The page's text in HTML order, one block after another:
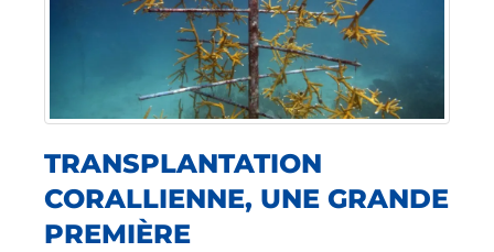
TRANSPLANTATION
CORALLIENNE, UNE GRANDE
PREMIÈRE